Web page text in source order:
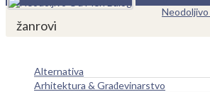
žanrovi
Alternativa
Arhitektura & Građevinarstvo